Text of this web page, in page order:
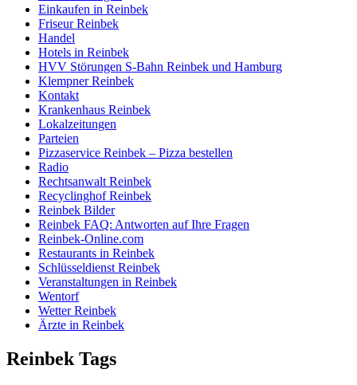
Einkaufen in Reinbek
Friseur Reinbek
Handel
Hotels in Reinbek
HVV Störungen S-Bahn Reinbek und Hamburg
Klempner Reinbek
Kontakt
Krankenhaus Reinbek
Lokalzeitungen
Parteien
Pizzaservice Reinbek – Pizza bestellen
Radio
Rechtsanwalt Reinbek
Recyclinghof Reinbek
Reinbek Bilder
Reinbek FAQ: Antworten auf Ihre Fragen
Reinbek-Online.com
Restaurants in Reinbek
Schlüsseldienst Reinbek
Veranstaltungen in Reinbek
Wentorf
Wetter Reinbek
Ärzte in Reinbek
Reinbek Tags